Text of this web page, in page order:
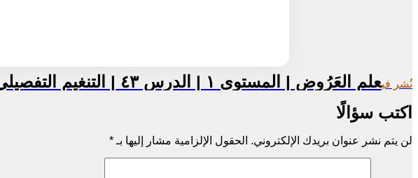
تصفّح
نُشر فيعلم العَرُوض | المستوى ١ | الدرس ٤٣ | التنغيم التفصيلي لبحر الطويل
اكتب سؤالًا
لن يتم نشر عنوان بريدك الإلكتروني. الحقول الإلزامية مشار إليها بـ *